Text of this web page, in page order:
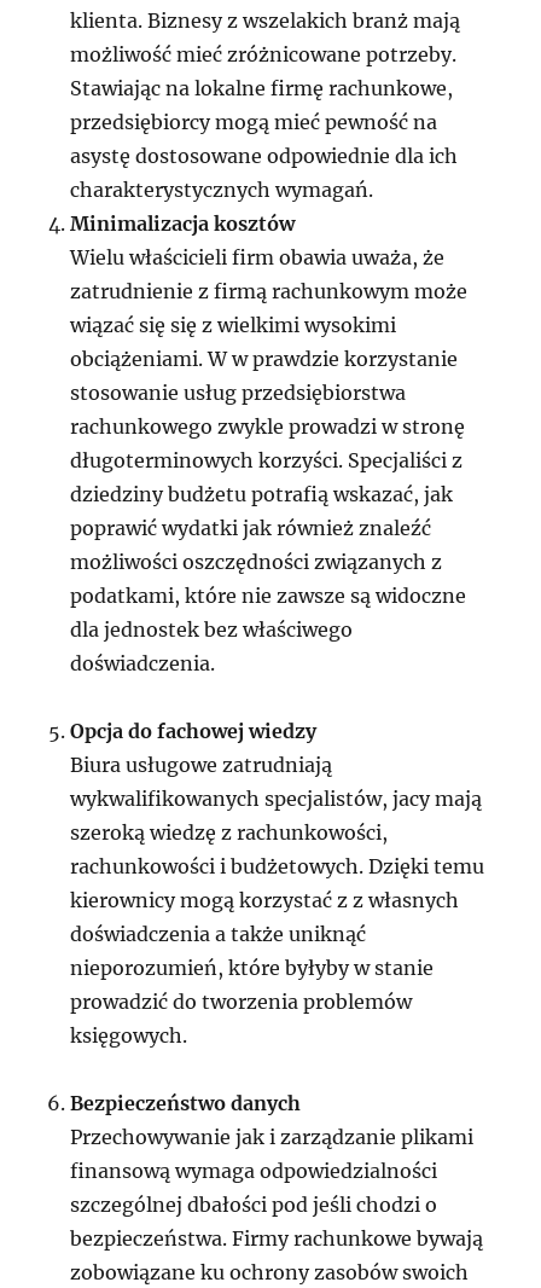
klienta. Biznesy z wszelakich branż mają
możliwość mieć zróżnicowane potrzeby.
Stawiając na lokalne firmę rachunkowe,
przedsiębiorcy mogą mieć pewność na
asystę dostosowane odpowiednie dla ich
charakterystycznych wymagań.
Minimalizacja kosztów
Wielu właścicieli firm obawia uważa, że
zatrudnienie z firmą rachunkowym może
wiązać się się z wielkimi wysokimi
obciążeniami. W w prawdzie korzystanie
stosowanie usług przedsiębiorstwa
rachunkowego zwykle prowadzi w stronę
długoterminowych korzyści. Specjaliści z
dziedziny budżetu potrafią wskazać, jak
poprawić wydatki jak również znaleźć
możliwości oszczędności związanych z
podatkami, które nie zawsze są widoczne
dla jednostek bez właściwego
doświadczenia.
Opcja do fachowej wiedzy
Biura usługowe zatrudniają
wykwalifikowanych specjalistów, jacy mają
szeroką wiedzę z rachunkowości,
rachunkowości i budżetowych. Dzięki temu
kierownicy mogą korzystać z z własnych
doświadczenia a także uniknąć
nieporozumień, które byłyby w stanie
prowadzić do tworzenia problemów
księgowych.
Bezpieczeństwo danych
Przechowywanie jak i zarządzanie plikami
finansową wymaga odpowiedzialności
szczególnej dbałości pod jeśli chodzi o
bezpieczeństwa. Firmy rachunkowe bywają
zobowiązane ku ochrony zasobów swoich